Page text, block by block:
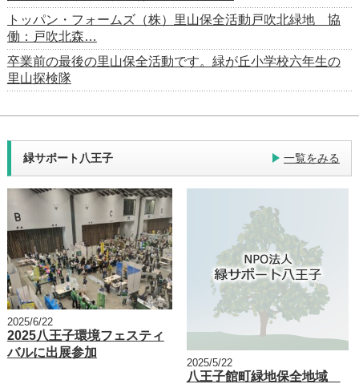
トッパン・フォームズ（株）里山保全活動戸吹北緑地 協
働：戸吹北森…
卒業前の最後の里山保全活動です。緑が丘小学校六年生の
里山探検隊
緑サポート八王子 一覧をみる
2025/6/22
2025八王子環境フェスティ
バルに出展参加
2025/5/22
八王子館町緑地保全地域